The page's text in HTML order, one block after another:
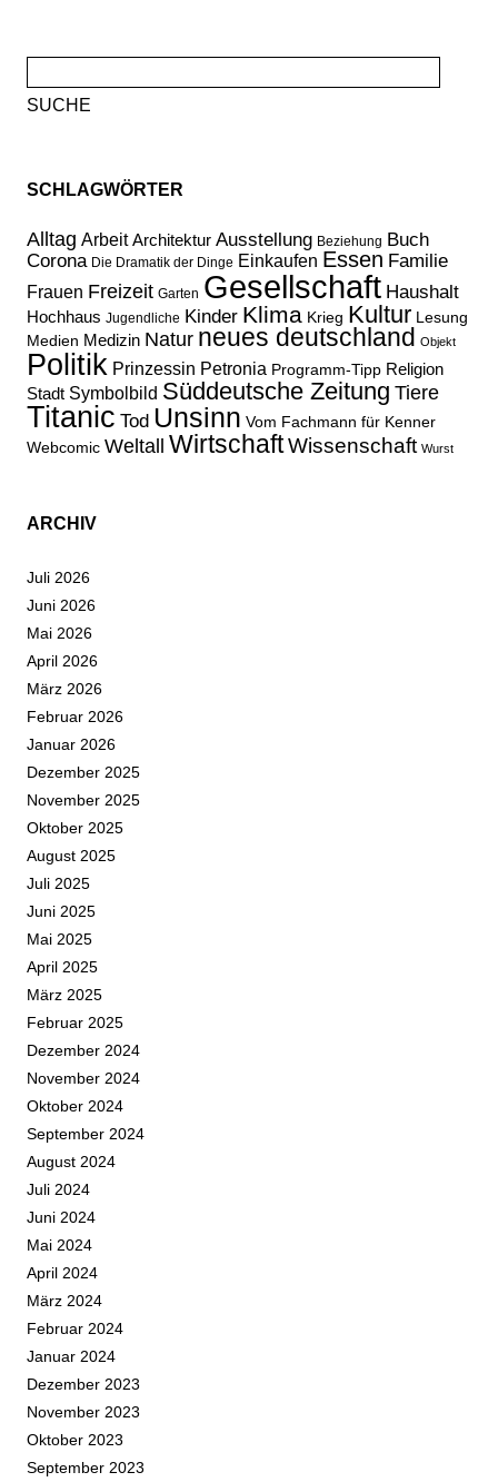
nach:
SCHLAGWÖRTER
Alltag Arbeit Architektur Ausstellung Beziehung Buch
Corona Die Dramatik der Dinge Einkaufen Essen Familie
Frauen Freizeit Garten Gesellschaft Haushalt
Hochhaus Jugendliche Kinder Klima Krieg Kultur Lesung
Medien Medizin Natur neues deutschland Objekt
Politik Prinzessin Petronia Programm-Tipp Religion
Stadt Symbolbild Süddeutsche Zeitung Tiere
Titanic Tod Unsinn Vom Fachmann für Kenner
Webcomic Weltall WirtschaftWissenschaft Wurst
ARCHIV
Juli 2026
Juni 2026
Mai 2026
April 2026
März 2026
Februar 2026
Januar 2026
Dezember 2025
November 2025
Oktober 2025
August 2025
Juli 2025
Juni 2025
Mai 2025
April 2025
März 2025
Februar 2025
Dezember 2024
November 2024
Oktober 2024
September 2024
August 2024
Juli 2024
Juni 2024
Mai 2024
April 2024
März 2024
Februar 2024
Januar 2024
Dezember 2023
November 2023
Oktober 2023
September 2023